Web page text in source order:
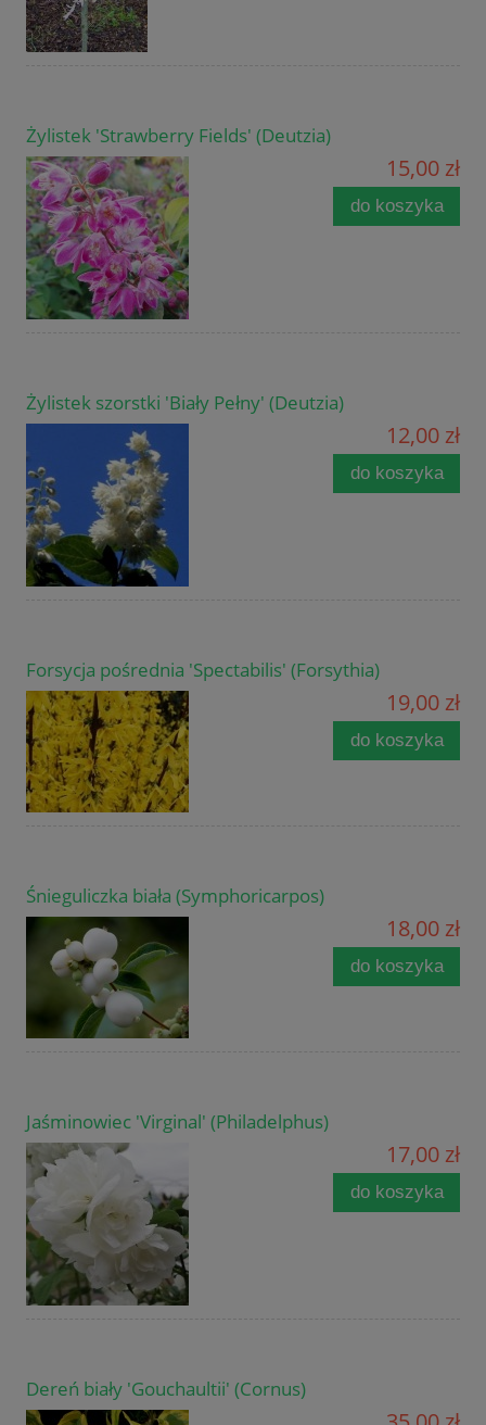
Żylistek 'Strawberry Fields' (Deutzia)
15,00 zł
do koszyka
Żylistek szorstki 'Biały Pełny' (Deutzia)
12,00 zł
do koszyka
Forsycja pośrednia 'Spectabilis' (Forsythia)
19,00 zł
do koszyka
Śnieguliczka biała (Symphoricarpos)
18,00 zł
do koszyka
Jaśminowiec 'Virginal' (Philadelphus)
17,00 zł
do koszyka
Dereń biały 'Gouchaultii' (Cornus)